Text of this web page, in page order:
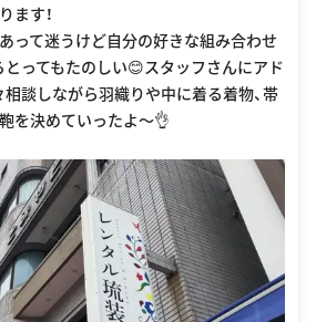
ます！
って迷うけど自分の好きな組み合わせ
ってもたのしい😊スタッフさんにアド
談しながら羽織りや中に着る着物、帯
を決めていったよ〜👌